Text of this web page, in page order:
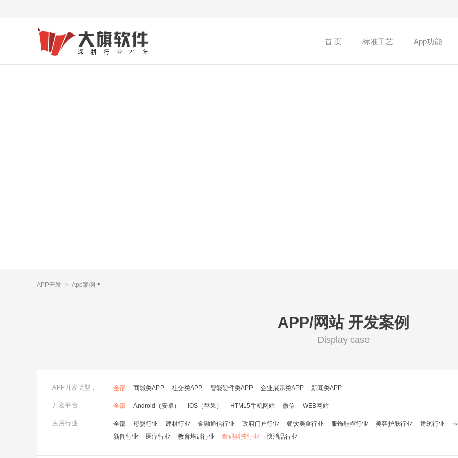
首 页 标准工艺 App功能
APP开发 > App案例 >
APP/网站 开发案例
Display case
APP开发类型 : 全部 商城类APP 社交类APP 智能硬件类APP 企业展示类APP 新闻类APP
开发平台 : 全部 Android（安卓） IOS（苹果） HTML5手机网站 微信 WEB网站
应用行业 : 全部 母婴行业 建材行业 金融通信行业 政府门户行业 餐饮美食行业 服饰鞋帽行业 美容护肤行业 建筑行业
新闻行业
医疗行业 教育培训行业 数码科技行业 快消品行业